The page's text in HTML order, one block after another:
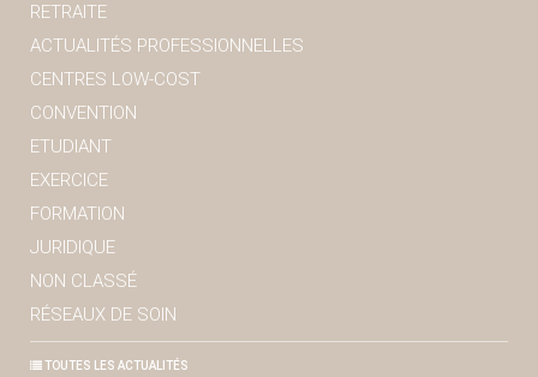
RETRAITE
ACTUALITÉS PROFESSIONNELLES
CENTRES LOW-COST
CONVENTION
ETUDIANT
EXERCICE
FORMATION
JURIDIQUE
NON CLASSÉ
RÉSEAUX DE SOIN
TOUTES LES ACTUALITÉS